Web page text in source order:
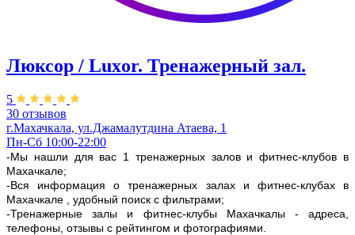
Люксор / Luxor. Тренажерный зал.
5
30 отзывов
г.Махачкала, ул.Джамалутдина Атаева, 1
Пн-Сб 10:00-22:00
-Мы нашли для вас 1 тренажерных залов и фитнес-клубов в
Махачкале;
-Вся информация о тренажерных залах и фитнес-клубах в
Махачкале , удобный поиск с фильтрами;
-Тренажерные залы и фитнес-клубы Махачкалы - адреса,
телефоны, отзывы с рейтингом и фотографиями.